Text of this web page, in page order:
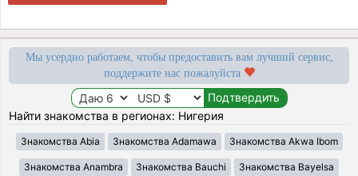
Мы усердно работаем, чтобы предоставить вам лучший сервис,
поддержите нас пожалуйста
Найти знакомства в регионах: Нигерия
Знакомства Abia Знакомства Adamawa Знакомства Akwa Ibom
Знакомства Anambra Знакомства Bauchi Знакомства Bayelsa